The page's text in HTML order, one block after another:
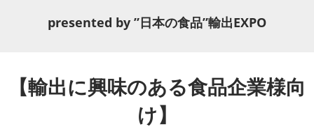
presented by ”日本の食品”輸出EXPO
【輸出に興味のある食品企業様向
け】